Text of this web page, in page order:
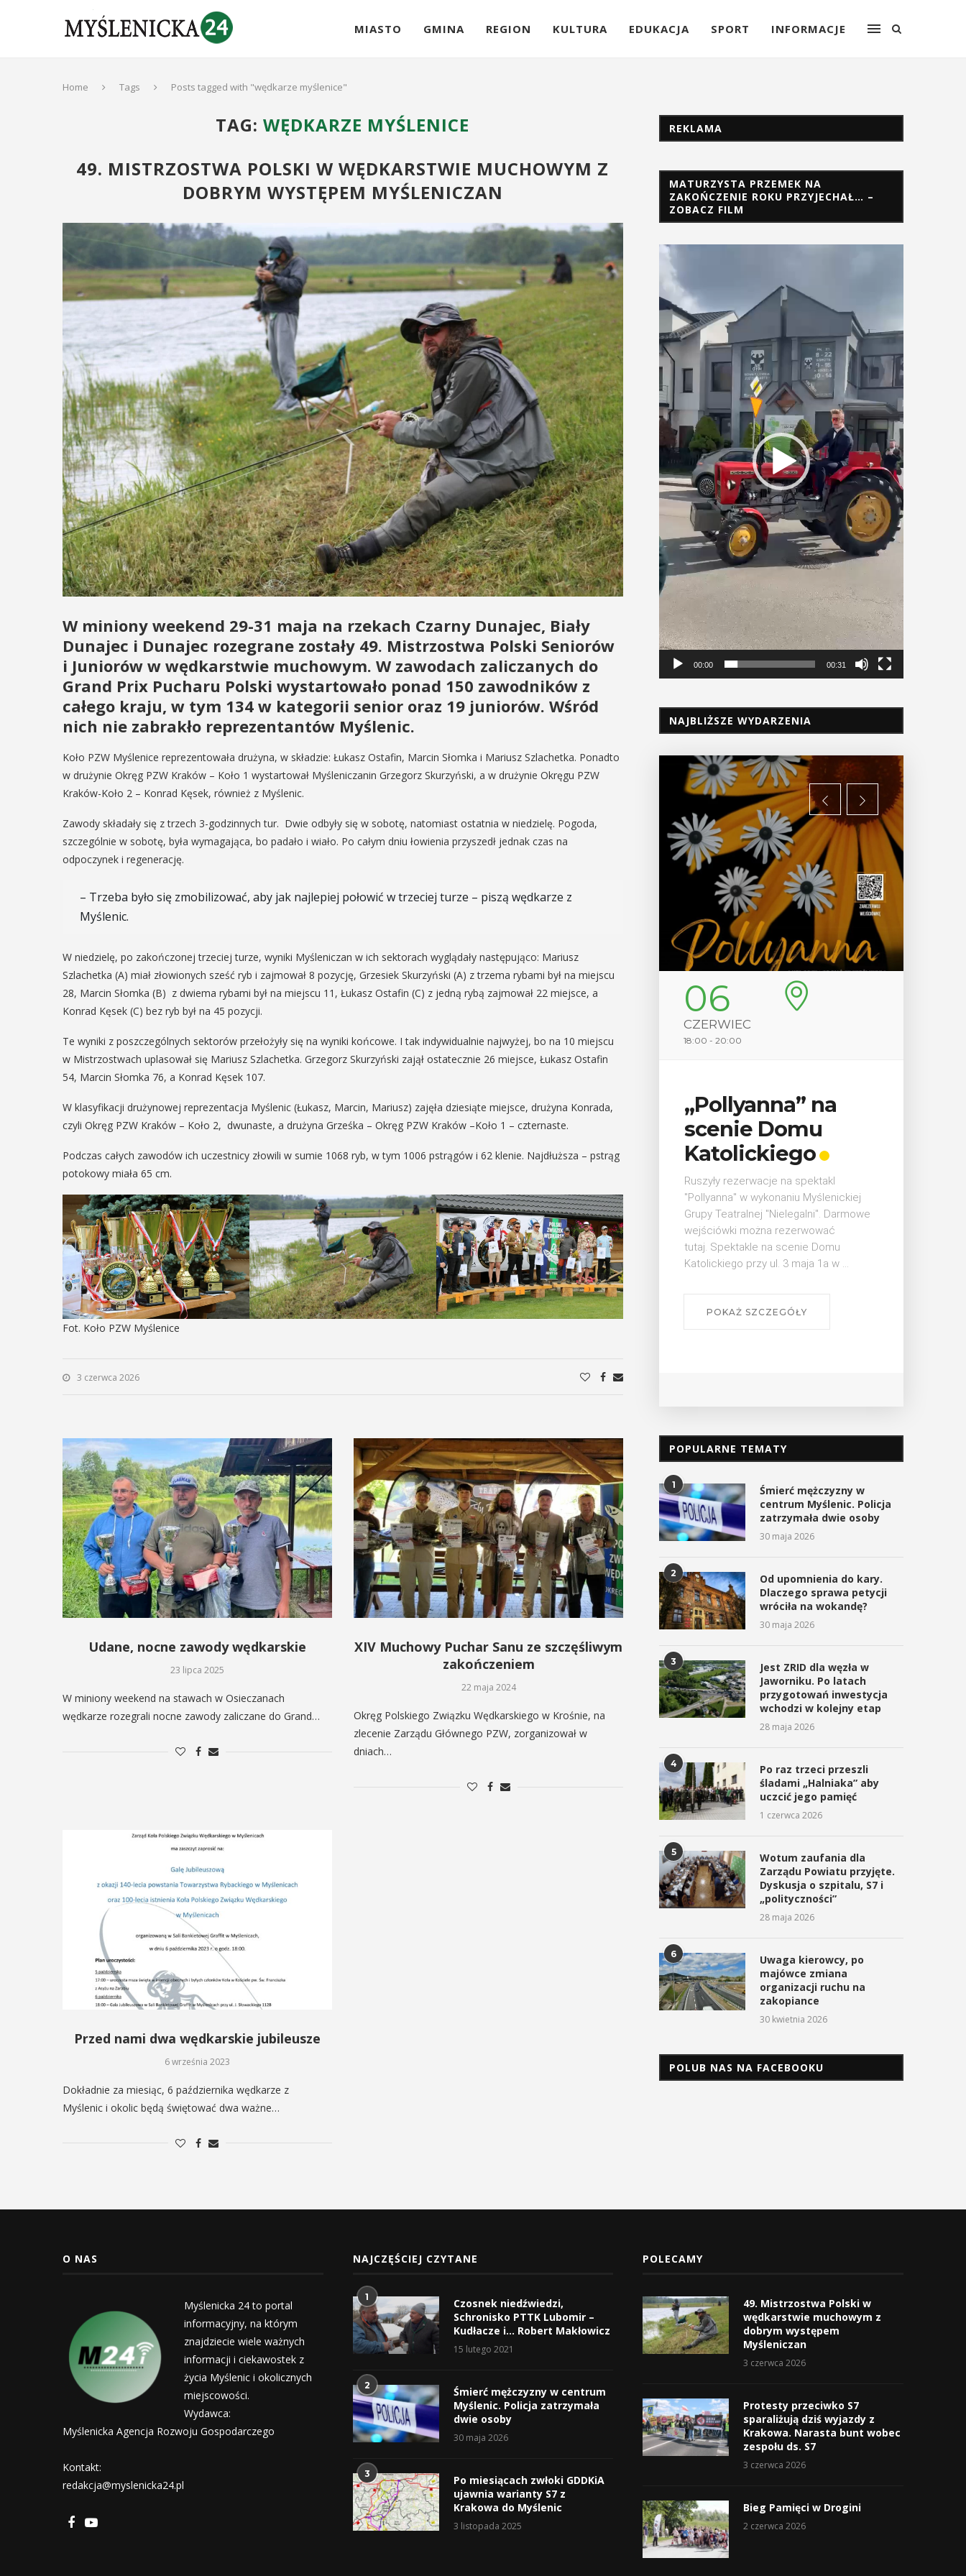
MIASTO GMINA REGION KULTURA EDUKACJA SPORT INFORMACJE
Home Tags Posts tagged with "wędkarze myślenice"
TAG:WĘDKARZE MYŚLENICE
49. MISTRZOSTWA POLSKI W WĘDKARSTWIE MUCHOWYM Z
DOBRYM WYSTĘPEM MYŚLENICZAN
W miniony weekend 29-31 maja na rzekach Czarny Dunajec, Biały
Dunajec i Dunajec rozegrane zostały 49. Mistrzostwa Polski Seniorów
i Juniorów w wędkarstwie muchowym. W zawodach zaliczanych do
Grand Prix Pucharu Polski wystartowało ponad 150 zawodników z
całego kraju, w tym 134 w kategorii senior oraz 19 juniorów. Wśród
nich nie zabrakło reprezentantów Myślenic.
Koło PZW Myślenice reprezentowała drużyna, w składzie: Łukasz Ostafin, Marcin Słomka i Mariusz Szlachetka. Ponadto
w drużynie Okręg PZW Kraków – Koło 1 wystartował Myśleniczanin Grzegorz Skurzyński, a w drużynie Okręgu PZW
Kraków-Koło 2 – Konrad Kęsek, również z Myślenic.
Zawody składały się z trzech 3-godzinnych tur. Dwie odbyły się w sobotę, natomiast ostatnia w niedzielę. Pogoda,
szczególnie w sobotę, była wymagająca, bo padało i wiało. Po całym dniu łowienia przyszedł jednak czas na
odpoczynek i regenerację.
– Trzeba było się zmobilizować, aby jak najlepiej połowić w trzeciej turze – piszą wędkarze z
Myślenic.
W niedzielę, po zakończonej trzeciej turze, wyniki Myśleniczan w ich sektorach wyglądały następująco: Mariusz
Szlachetka (A) miał złowionych sześć ryb i zajmował 8 pozycję, Grzesiek Skurzyński (A) z trzema rybami był na miejscu
28, Marcin Słomka (B) z dwiema rybami był na miejscu 11, Łukasz Ostafin (C) z jedną rybą zajmował 22 miejsce, a
Konrad Kęsek (C) bez ryb był na 45 pozycji.
Te wyniki z poszczególnych sektorów przełożyły się na wyniki końcowe. I tak indywidualnie najwyżej, bo na 10 miejscu
w Mistrzostwach uplasował się Mariusz Szlachetka. Grzegorz Skurzyński zajął ostatecznie 26 miejsce, Łukasz Ostafin
54, Marcin Słomka 76, a Konrad Kęsek 107.
W klasyfikacji drużynowej reprezentacja Myślenic (Łukasz, Marcin, Mariusz) zajęła dziesiąte miejsce, drużyna Konrada,
czyli Okręg PZW Kraków – Koło 2, dwunaste, a drużyna Grześka – Okręg PZW Kraków –Koło 1 – czternaste.
Podczas całych zawodów ich uczestnicy złowili w sumie 1068 ryb, w tym 1006 pstrągów i 62 klenie. Najdłuższa – pstrąg
potokowy miała 65 cm.
Fot. Koło PZW Myślenice
3 czerwca 2026
Udane, nocne zawody wędkarskie
23 lipca 2025
W miniony weekend na stawach w Osieczanach
wędkarze rozegrali nocne zawody zaliczane do Grand…
XIV Muchowy Puchar Sanu ze szczęśliwym
zakończeniem
22 maja 2024
Okręg Polskiego Związku Wędkarskiego w Krośnie, na
zlecenie Zarządu Głównego PZW, zorganizował w
dniach…
Przed nami dwa wędkarskie jubileusze
6 września 2023
Dokładnie za miesiąc, 6 października wędkarze z
Myślenic i okolic będą świętować dwa ważne…
REKLAMA
MATURZYSTA PRZEMEK NA
ZAKOŃCZENIE ROKU PRZYJECHAŁ… –
ZOBACZ FILM
Odtwarzacz
video
00:00 00:31
NAJBLIŻSZE WYDARZENIA
29
08:00 - 18:00
V Turniej
Myślimira.
Mieszczanie i
rzemieślnicy
W ostatni weekend wakacji, czyli 29-30
sierpnia w Myślenicach odbędzie się
piąta edycja Turnieju Myślimira.
Wydarzenie organizowane przez
Muzeum Niepodległości w Myślenicach
odbędzie się na ...
POKAŻ SZCZEGÓŁY
06
09:00
Salt Mine Cup
2026
W sobotę 6 czerwca w hali
Mine Cup. Na godz. 9 zaplanowana jest
oficjalna prezentacja drużyn ...
POKAŻ SZCZEGÓŁY
06
18:00 - 20:00
„Pollyanna” na
scenie Domu
Katolickiego
"Pollyanna" w wykonaniu Myślenickiej
Grupy Teatralnej "Nielegalni". Darmowe
wejściówki można rezerwować
tutaj. Spektakle na scenie Domu
Katolickiego przy ul. 3 maja 1a w ...
POKAŻ SZCZEGÓŁY
10
„Było… Minęło…” –
Wystawa
jubileuszowa Jana
Koczwary
Jan Koczwara, były długoletni dyrektor
Miejskiego Ośrodka Kultury w
jednodniową wystawę jubileuszową
POPULARNE TEMATY
1
Śmierć mężczyzny w
centrum Myślenic. Policja
zatrzymała dwie osoby
30 maja 2026
2
Od upomnienia do kary.
Dlaczego sprawa petycji
wróciła na wokandę?
30 maja 2026
3
Jest ZRID dla węzła w
Jaworniku. Po latach
przygotowań inwestycja
wchodzi w kolejny etap
28 maja 2026
4
Po raz trzeci przeszli
śladami „Halniaka” aby
uczcić jego pamięć
1 czerwca 2026
5
Wotum zaufania dla
Zarządu Powiatu przyjęte.
Dyskusja o szpitalu, S7 i
„polityczności”
28 maja 2026
6
Uwaga kierowcy, po
majówce zmiana
organizacji ruchu na
zakopiance
30 kwietnia 2026
POLUB NAS NA FACEBOOKU
O NAS
Myślenicka 24 to portal
informacyjny, na którym
znajdziecie wiele ważnych
informacji i ciekawostek z
życia Myślenic i okolicznych
miejscowości.
Wydawca:
Myślenicka Agencja Rozwoju Gospodarczego
Kontakt:
redakcja@myslenicka24.pl
NAJCZĘŚCIEJ CZYTANE
1
Czosnek niedźwiedzi,
Schronisko PTTK Lubomir –
Kudłacze i… Robert Makłowicz
15 lutego 2021
2
Śmierć mężczyzny w centrum
Myślenic. Policja zatrzymała
dwie osoby
30 maja 2026
3
Po miesiącach zwłoki GDDKiA
ujawnia warianty S7 z
Krakowa do Myślenic
3 listopada 2025
POLECAMY
49. Mistrzostwa Polski w
wędkarstwie muchowym z
dobrym występem
Myśleniczan
3 czerwca 2026
Protesty przeciwko S7
sparaliżują dziś wyjazdy z
Krakowa. Narasta bunt wobec
zespołu ds. S7
3 czerwca 2026
Bieg Pamięci w Drogini
2 czerwca 2026